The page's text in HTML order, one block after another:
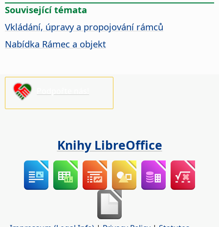
Související témata
Vkládání, úpravy a propojování rámců
Nabídka Rámec a objekt
Knihy LibreOffice